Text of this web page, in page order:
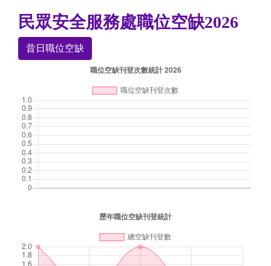
民眾安全服務處職位空缺2026
昔日職位空缺